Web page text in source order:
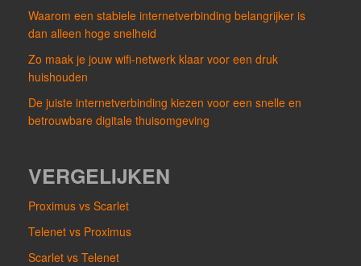
Waarom een stabiele internetverbinding belangrijker is
dan alleen hoge snelheid
Zo maak je jouw wifi-netwerk klaar voor een druk
huishouden
De juiste internetverbinding kiezen voor een snelle en
betrouwbare digitale thuisomgeving
VERGELIJKEN
Proximus vs Scarlet
Telenet vs Proximus
Scarlet vs Telenet